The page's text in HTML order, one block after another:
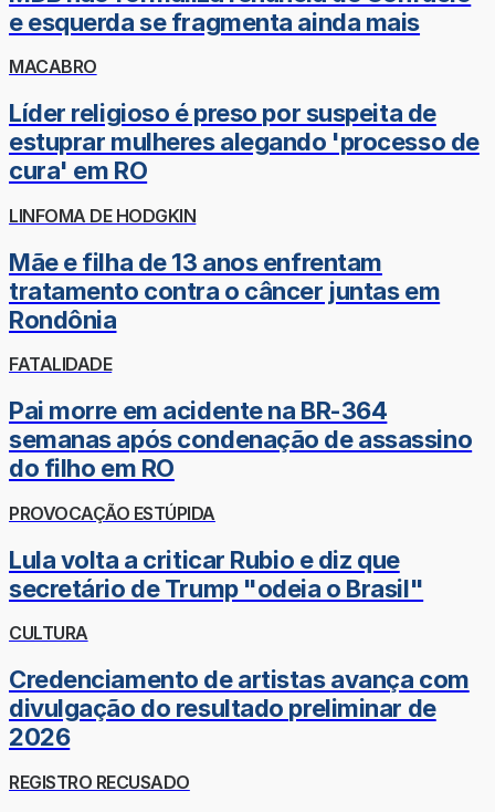
e esquerda se fragmenta ainda mais
MACABRO
Líder religioso é preso por suspeita de
estuprar mulheres alegando 'processo de
cura' em RO
LINFOMA DE HODGKIN
Mãe e filha de 13 anos enfrentam
tratamento contra o câncer juntas em
Rondônia
FATALIDADE
Pai morre em acidente na BR-364
semanas após condenação de assassino
do filho em RO
PROVOCAÇÃO ESTÚPIDA
Lula volta a criticar Rubio e diz que
secretário de Trump "odeia o Brasil"
CULTURA
Credenciamento de artistas avança com
divulgação do resultado preliminar de
2026
REGISTRO RECUSADO